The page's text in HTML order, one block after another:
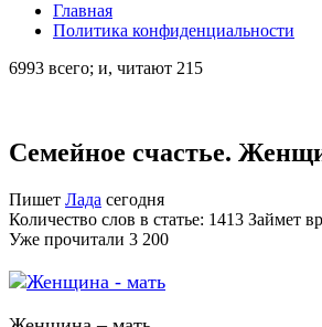
Главная
Политика конфиденциальности
6993 всего; и, читают 215
Семейное счастье.
Пишет Лада сегодня
Количество слов в статье: 1413 Займет
Уже прочитали 3 200